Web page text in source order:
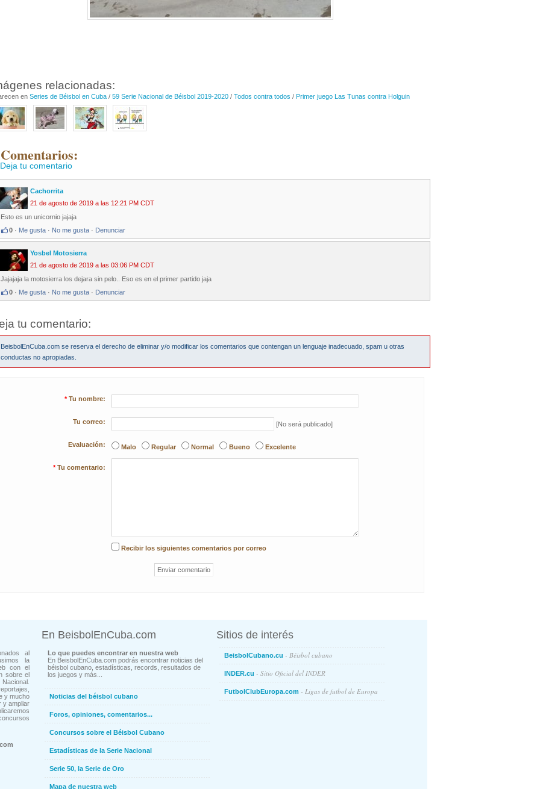
relacionadas:
en Series de Béisbol en Cuba / 59 Serie Nacional de Béisbol 2019-2020 / Todos contra todos / Primer juego Las Tunas contra Holguin
Deja tu comentario
Cachorrita
21 de agosto de 2019 a las 12:21 PM CDT
Esto es un unicornio jajaja
0 · Me gusta · No me gusta · Denunciar
Yosbel Motosierra
21 de agosto de 2019 a las 03:06 PM CDT
Jajajaja la motosierra los dejara sin pelo.. Eso es en el primer partido jaja
0 · Me gusta · No me gusta · Denunciar
tu comentario:
BeisbolEnCuba.com se reserva el derecho de eliminar y/o modificar los comentarios que contengan un lenguaje inadecuado, spam u otras
conductas no apropiadas.
* Tu nombre:
Tu correo: [No será publicado]
Evaluación: Malo Regular Normal Bueno Excelente
* Tu comentario:
Recibir los siguientes comentarios por correo
al
la
con el
sobre el
y mucho
y ampliar
En BeisbolEnCuba.com
Lo que puedes encontrar en nuestra web
En BeisbolEnCuba.com podrás encontrar noticias del
béisbol cubano, estadísticas, records, resultados de
los juegos y más...
Noticias del béisbol cubano
Foros, opiniones, comentarios...
Concursos sobre el Béisbol Cubano
Estadísticas de la Serie Nacional
Serie 50, la Serie de Oro
Mapa de nuestra web
Sitios de interés
BeisbolCubano.cu - Béisbol cubano
INDER.cu - Sitio Oficial del INDER
FutbolClubEuropa.com - Ligas de futbol de Europa